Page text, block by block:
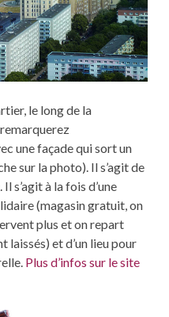
le long de la
une façade qui sort un
sur la photo). Il s’agit de
. Il s’agit à la fois d’une
(magasin gratuit, on
plus et on repart
laissés) et d’un lieu pour
Plus d’infos sur le site